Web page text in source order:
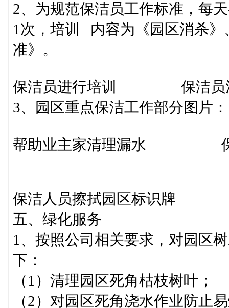
2、为规范保洁员工作标准，每
1次，培训 内容为《园区消杀》
准》。
保洁员进行培训 保洁员清
3、园区重点保洁工作部分图片：
帮助业主家清理漏水 保
保洁人员擦拭园区标识牌
五、绿化服务
1、按照公司相关要求，对园区
下：
（1）清理园区死角枯枝树叶；
（2）对园区死角浇水作业防止